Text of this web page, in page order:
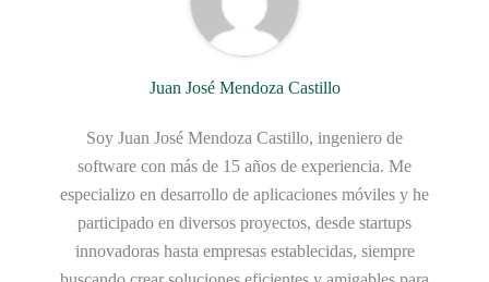
Juan José Mendoza Castillo
Soy Juan José Mendoza Castillo, ingeniero de
software con más de 15 años de experiencia. Me
especializo en desarrollo de aplicaciones móviles y he
participado en diversos proyectos, desde startups
innovadoras hasta empresas establecidas, siempre